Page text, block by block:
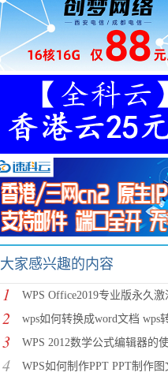
大家感兴趣的内容
1 WPS Office2019专业版永久激活方案(附终身
2 wps如何转换成word文档 wps转换成word两
3 WPS 2012数学公式编辑器的使用方
4 WPS如何制作PPT PPT制作